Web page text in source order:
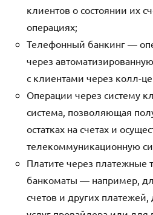
клиентов о состоянии их
операциях;
Телефонный банкинг —
через
с клиентами через колл-
Операции через систему
система, позволяющая
остатках на счетах и
телекоммуникационную
Платите через платежные
банкоматы — например,
счетов и других